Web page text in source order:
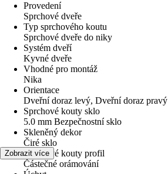
Provedení
Sprchové dveře
Typ sprchového koutu
Sprchové dveře do niky
Systém dveří
Kyvné dveře
Vhodné pro montáž
Nika
Orientace
Dveřní doraz levý, Dveřní doraz pravý
Sprchové kouty sklo
5.0 mm Bezpečnostní sklo
Skleněný dekor
Čiré sklo
Sprchové kouty profil
Částečné orámování
Zobrazit více